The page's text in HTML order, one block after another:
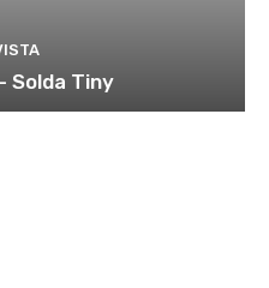
Solda Tiny